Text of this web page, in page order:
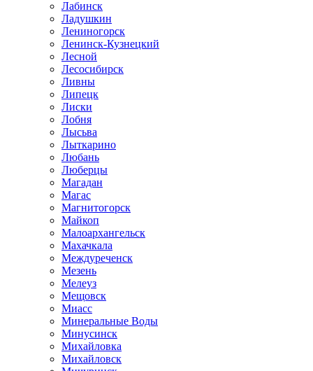
Лабинск
Ладушкин
Лениногорск
Ленинск-Кузнецкий
Лесной
Лесосибирск
Ливны
Липецк
Лиски
Лобня
Лысьва
Лыткарино
Любань
Люберцы
Магадан
Магас
Магнитогорск
Майкоп
Малоархангельск
Махачкала
Междуреченск
Мезень
Мелеуз
Мещовск
Миасс
Минеральные Воды
Минусинск
Михайловка
Михайловск